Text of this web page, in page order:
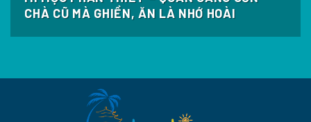
CHÀ CŨ MÀ GHIỀN, ĂN LÀ NHỚ HOÀI